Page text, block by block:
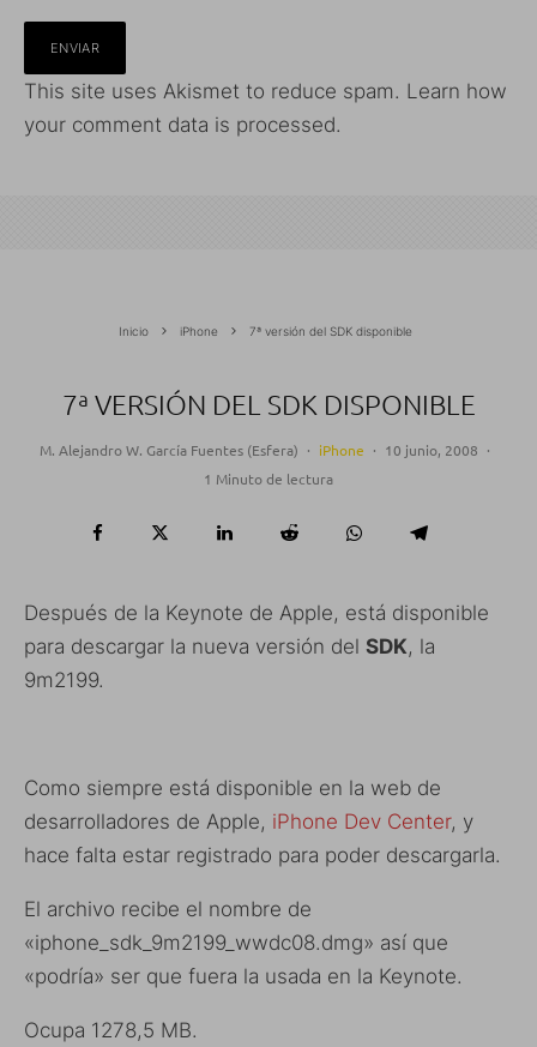
This site uses Akismet to reduce spam. Learn how
your comment data is processed.
Inicio iPhone 7ª versión del SDK disponible
7ª VERSIÓN DEL SDK DISPONIBLE
M. Alejandro W. García Fuentes (Esfera) · iPhone · 10 junio, 2008 ·
1 Minuto de lectura
Después de la Keynote de Apple, está disponible
para descargar la nueva versión del SDK, la
9m2199.
Como siempre está disponible en la web de
desarrolladores de Apple, iPhone Dev Center, y
hace falta estar registrado para poder descargarla.
El archivo recibe el nombre de
«iphone_sdk_9m2199_wwdc08.dmg» así que
«podría» ser que fuera la usada en la Keynote.
Ocupa 1278,5 MB.